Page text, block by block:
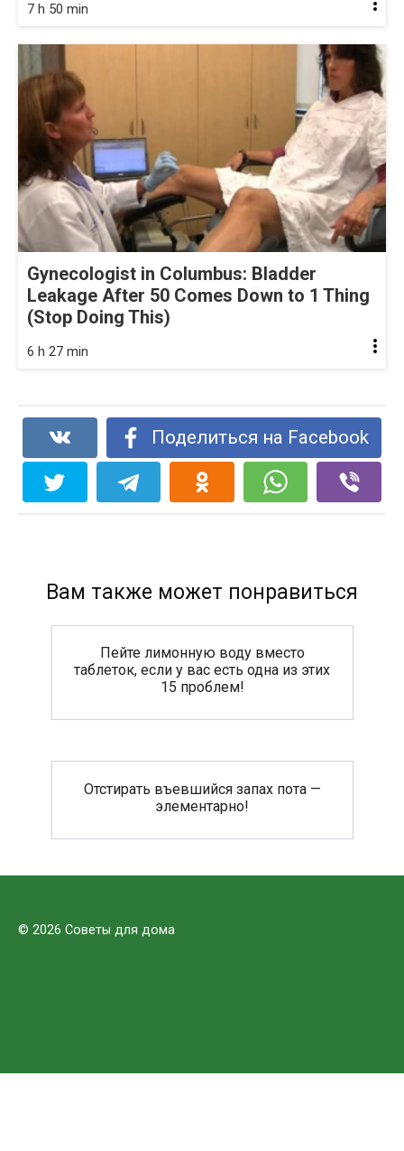
7 h 50 min
Gynecologist in Columbus: Bladder
Leakage After 50 Comes Down to 1 Thing
(Stop Doing This)
6 h 27 min
Поделиться на Facebook
Вам также может понравиться
Пейте лимонную воду вместо
таблеток, если у вас есть одна из этих
15 проблем!
Отстирать въевшийся запах пота —
элементарно!
© 2026 Советы для дома